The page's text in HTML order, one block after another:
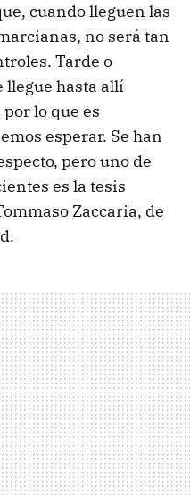
cuando lleguen las
no será tan
Tarde o
llegue hasta allí
lo que es
esperar. Se han
pero uno de
es la tesis
Zaccaria, de